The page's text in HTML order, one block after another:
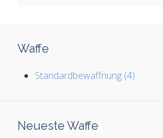
Waffe
Standardbewaffnung (4)
Neueste Waffe